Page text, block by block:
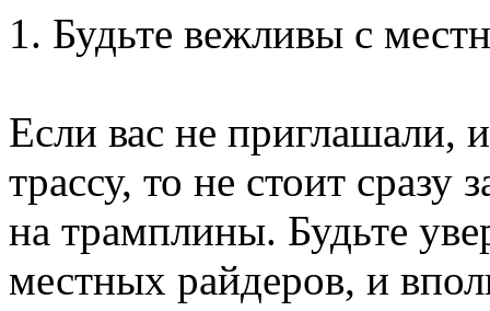
1. Будьте вежливы с
Если вас не приглашали,
трассу, то не стоит сразу
на трамплины. Будьте
местных райдеров, и